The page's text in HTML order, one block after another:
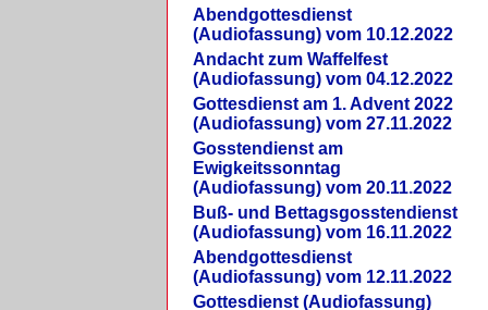
Abendgottesdienst
(Audiofassung) vom 10.12.2022
Andacht zum Waffelfest
(Audiofassung) vom 04.12.2022
Gottesdienst am 1. Advent 2022
(Audiofassung) vom 27.11.2022
Gosstendienst am
Ewigkeitssonntag
(Audiofassung) vom 20.11.2022
Buß- und Bettagsgosstendienst
(Audiofassung) vom 16.11.2022
Abendgottesdienst
(Audiofassung) vom 12.11.2022
Gottesdienst (Audiofassung)